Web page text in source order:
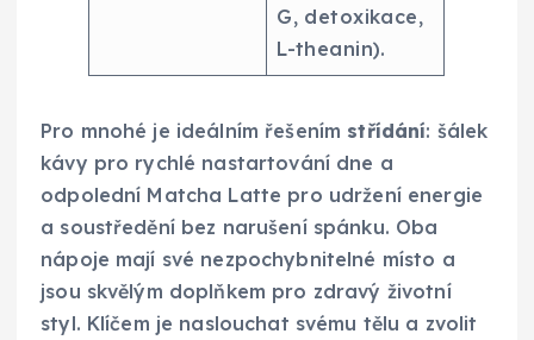
G, detoxikace,
L-theanin).
Pro mnohé je ideálním řešením střídání: šálek
kávy pro rychlé nastartování dne a
odpolední Matcha Latte pro udržení energie
a soustředění bez narušení spánku. Oba
nápoje mají své nezpochybnitelné místo a
jsou skvělým doplňkem pro zdravý životní
styl. Klíčem je naslouchat svému tělu a zvolit